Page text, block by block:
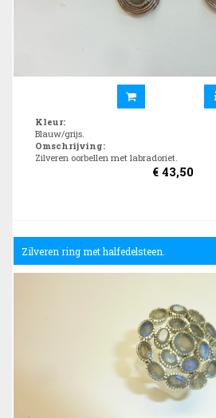
Kleur:
Blauw/grijs.
Omschrijving:
Zilveren oorbellen met labradoriet.
€ 43,50
Zilveren ring met halfedelsteen.